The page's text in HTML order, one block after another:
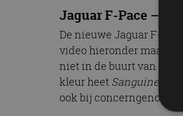
Jaguar F-Pace –
De nieuwe Jaguar F-
video hieronder maar
niet in de buurt van
kleur heet Sanguinello
ook bij concerngenoot